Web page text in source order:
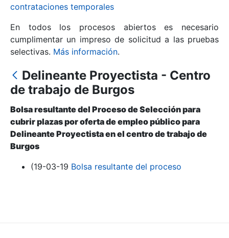
Mostrar/Ocultar
Mostrar/Ocultar
contrataciones temporales
En todos los procesos abiertos es necesario
cumplimentar un impreso de solicitud a las pruebas
selectivas. Más información.
Delineante Proyectista - Centro
de trabajo de Burgos
Bolsa resultante del Proceso de Selección para
cubrir plazas por oferta de empleo público para
Delineante Proyectista en el centro de trabajo de
Burgos
(19-03-19 Bolsa resultante del proceso